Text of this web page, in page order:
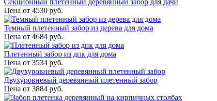
Цена от 4530 руб.
Темный плетенный забор из дерева для дома
Цена от 4684 руб.
Плетенный забор из дпк для дома
Цена от 3534 руб.
Двухуровневый деревянный плетенный забор
Цена от 3884 руб.